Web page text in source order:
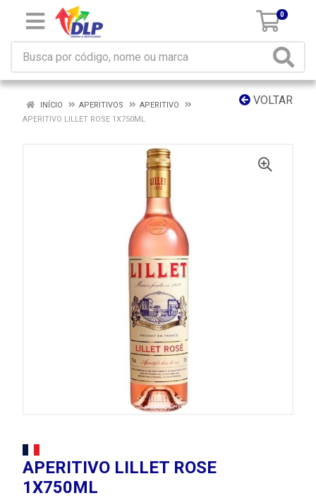
0
VOLTAR
INÍCIO APERITIVOS
APERITIVO
APERITIVO LILLET ROSE 1X750ML
APERITIVO LILLET ROSE
1X750ML